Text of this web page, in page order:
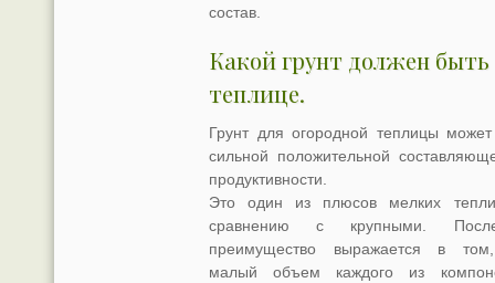
состав.
Какой грунт должен быть
теплице.
Грунт для огородной теплицы
сильной положительной
продуктивности.
Это один из плюсов мелких
сравнению с крупными.
преимущество выражается в
малый объем каждого из